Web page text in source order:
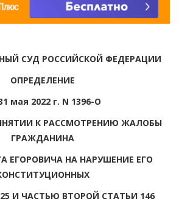
СУД РОССИЙСКОЙ ФЕДЕРАЦИИ
ОПРЕДЕЛЕНИЕ
мая 2022 г. N 1396-О
К РАССМОТРЕНИЮ ЖАЛОБЫ
ГРАЖДАНИНА
ЕГОРОВИЧА НА НАРУШЕНИЕ ЕГО
И ЧАСТЬЮ ВТОРОЙ СТАТЬИ 146